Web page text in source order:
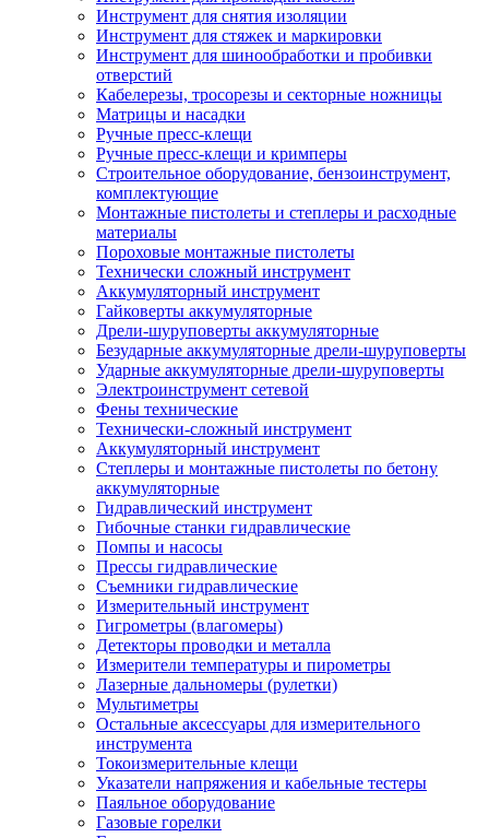
Инструмент для снятия изоляции
Инструмент для стяжек и маркировки
Инструмент для шинообработки и пробивки
отверстий
Кабелерезы, тросорезы и секторные ножницы
Матрицы и насадки
Ручные пресс-клещи
Ручные пресс-клещи и кримперы
Строительное оборудование, бензоинструмент,
комплектующие
Монтажные пистолеты и степлеры и расходные
материалы
Пороховые монтажные пистолеты
Технически сложный инструмент
Аккумуляторный инструмент
Гайковерты аккумуляторные
Дрели-шуруповерты аккумуляторные
Безударные аккумуляторные дрели-шуруповерты
Ударные аккумуляторные дрели-шуруповерты
Электроинструмент сетевой
Фены технические
Технически-сложный инструмент
Аккумуляторный инструмент
Степлеры и монтажные пистолеты по бетону
аккумуляторные
Гидравлический инструмент
Гибочные станки гидравлические
Помпы и насосы
Прессы гидравлические
Съемники гидравлические
Измерительный инструмент
Гигрометры (влагомеры)
Детекторы проводки и металла
Измерители температуры и пирометры
Лазерные дальномеры (рулетки)
Мультиметры
Остальные аксессуары для измерительного
инструмента
Токоизмерительные клещи
Указатели напряжения и кабельные тестеры
Паяльное оборудование
Газовые горелки